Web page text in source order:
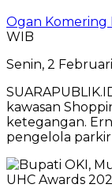
Ogan Komering
WIB
Senin, 2
kawasan
ketegangan.
pengelola